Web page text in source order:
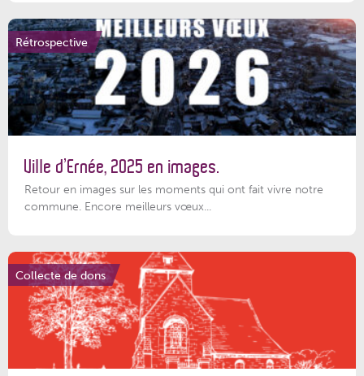
Rétrospective
Ville d’Ernée, 2025 en images.
Retour en images sur les moments qui ont fait vivre notre
commune. Encore meilleurs vœux...
Collecte de dons